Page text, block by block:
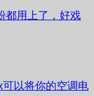
都用上了，好戏
可以将你的空调电